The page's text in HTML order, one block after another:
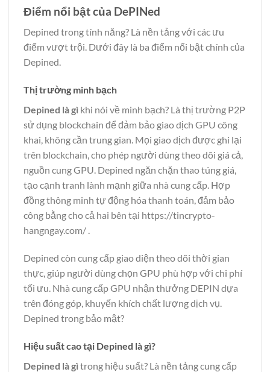
Điểm nổi bật của DePINed
Depined trong tính năng? Là nền tảng với các ưu
điểm vượt trội. Dưới đây là ba điểm nổi bật chính của
Depined.
Thị trường minh bạch
Depined là gì khi nói về minh bạch? Là thị trường P2P
sử dụng blockchain để đảm bảo giao dịch GPU công
khai, không cần trung gian. Mọi giao dịch được ghi lại
trên blockchain, cho phép người dùng theo dõi giá cả,
nguồn cung GPU. Depined ngăn chặn thao túng giá,
tạo cạnh tranh lành mạnh giữa nhà cung cấp. Hợp
đồng thông minh tự động hóa thanh toán, đảm bảo
công bằng cho cả hai bên tại https://tincrypto-
hangngay.com/ .
Depined còn cung cấp giao diện theo dõi thời gian
thực, giúp người dùng chọn GPU phù hợp với chi phí
tối ưu. Nhà cung cấp GPU nhận thưởng DEPIN dựa
trên đóng góp, khuyến khích chất lượng dịch vụ.
Depined trong bảo mật?
Hiệu suất cao tại Depined là gì?
Depined là gì trong hiệu suất? Là nền tảng cung cấp